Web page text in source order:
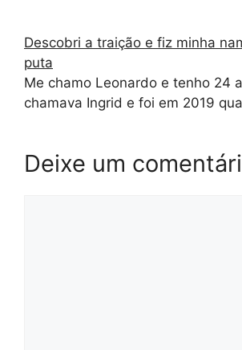
Descobri a traição e fiz minha
puta
Me chamo Leonardo e tenho 24
chamava Ingrid e foi em 2019
Deixe um